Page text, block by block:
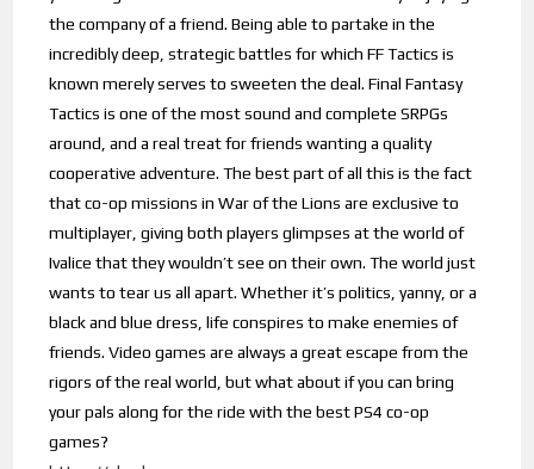
the company of a friend. Being able to partake in the
incredibly deep, strategic battles for which FF Tactics is
known merely serves to sweeten the deal. Final Fantasy
Tactics is one of the most sound and complete SRPGs
around, and a real treat for friends wanting a quality
cooperative adventure. The best part of all this is the fact
that co-op missions in War of the Lions are exclusive to
multiplayer, giving both players glimpses at the world of
Ivalice that they wouldn’t see on their own. The world just
wants to tear us all apart. Whether it’s politics, yanny, or a
black and blue dress, life conspires to make enemies of
friends. Video games are always a great escape from the
rigors of the real world, but what about if you can bring
your pals along for the ride with the best PS4 co-op
games?